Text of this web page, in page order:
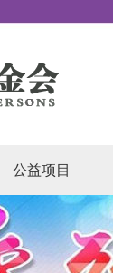
公益项目